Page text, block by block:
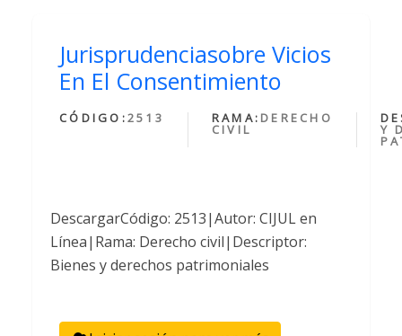
Jurisprudenciasobre Vicios
En El Consentimiento
CÓDIGO:2513 RAMA: DERECHO
CIVIL Y
DescargarCódigo: 2513|Autor: CIJUL en
Línea|Rama: Derecho civil|Descriptor:
Bienes y derechos patrimoniales